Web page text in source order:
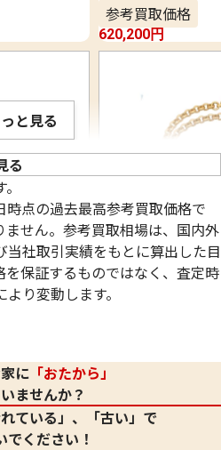
参考買取価格
620,200円
と見る
る
点の過去最高参考買取価格で
せん。参考買取相場は、国内外
社取引実績をもとに算出した目
保証するものではなく、査定時
り変動します。
に 「おたから」
ませんか？
ている」、「古い」で
でください！